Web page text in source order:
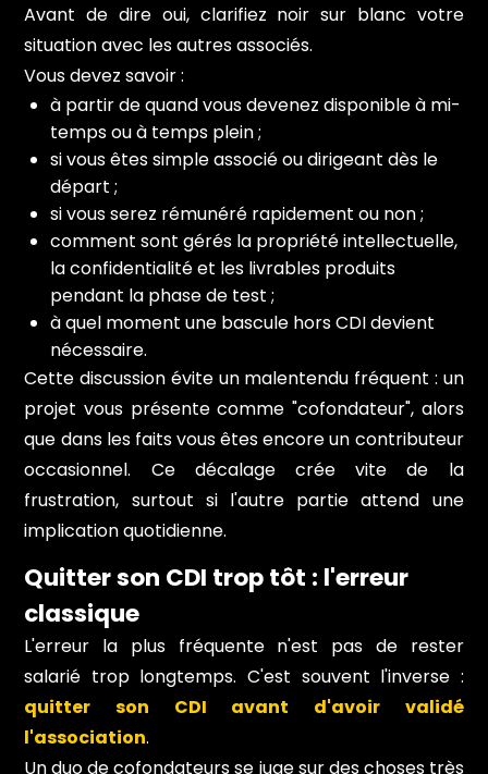
Avant de dire oui, clarifiez noir sur blanc votre
situation avec les autres associés.
Vous devez savoir :
à partir de quand vous devenez disponible à mi-
temps ou à temps plein ;
si vous êtes simple associé ou dirigeant dès le
départ ;
si vous serez rémunéré rapidement ou non ;
comment sont gérés la propriété intellectuelle,
la confidentialité et les livrables produits
pendant la phase de test ;
à quel moment une bascule hors CDI devient
nécessaire.
Cette discussion évite un malentendu fréquent : un
projet vous présente comme "cofondateur", alors
que dans les faits vous êtes encore un contributeur
occasionnel. Ce décalage crée vite de la
frustration, surtout si l'autre partie attend une
implication quotidienne.
Quitter son CDI trop tôt : l'erreur
classique
L'erreur la plus fréquente n'est pas de rester
salarié trop longtemps. C'est souvent l'inverse :
quitter son CDI avant d'avoir validé
l'association.
Un duo de cofondateurs se juge sur des choses très